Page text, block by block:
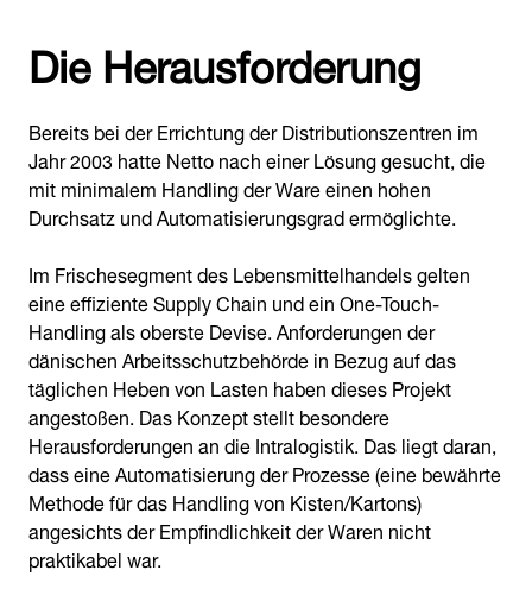
Die Herausforderung
Bereits bei der Errichtung der Distributionszentren im
Jahr 2003 hatte Netto nach einer Lösung gesucht, die
mit minimalem Handling der Ware einen hohen
Durchsatz und Automatisierungsgrad ermöglichte.
Im Frischesegment des Lebensmittelhandels gelten
eine effiziente Supply Chain und ein One-Touch-
Handling als oberste Devise. Anforderungen der
dänischen Arbeitsschutzbehörde in Bezug auf das
täglichen Heben von Lasten haben dieses Projekt
angestoßen. Das Konzept stellt besondere
Herausforderungen an die Intralogistik. Das liegt daran,
dass eine Automatisierung der Prozesse (eine bewährte
Methode für das Handling von Kisten/Kartons)
angesichts der Empfindlichkeit der Waren nicht
praktikabel war.